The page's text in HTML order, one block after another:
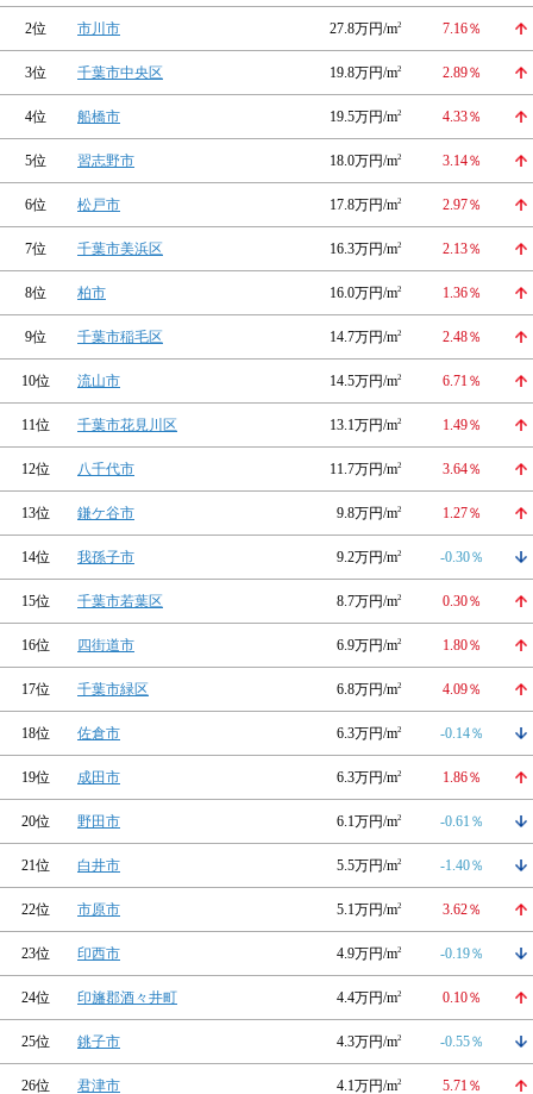
2位 市川市 27.8万円/m2 7.16％
3位 千葉市中央区 19.8万円/m2 2.89％
4位 船橋市 19.5万円/m2 4.33％
5位 習志野市 18.0万円/m2 3.14％
6位 松戸市 17.8万円/m2 2.97％
7位 千葉市美浜区 16.3万円/m2 2.13％
8位 柏市 16.0万円/m2 1.36％
9位 千葉市稲毛区 14.7万円/m2 2.48％
10位 流山市 14.5万円/m2 6.71％
11位 千葉市花見川区 13.1万円/m2 1.49％
12位 八千代市 11.7万円/m2 3.64％
13位 鎌ケ谷市 9.8万円/m2 1.27％
14位 我孫子市 9.2万円/m2 -0.30％
15位 千葉市若葉区 8.7万円/m2 0.30％
16位 四街道市 6.9万円/m2 1.80％
17位 千葉市緑区 6.8万円/m2 4.09％
18位 佐倉市 6.3万円/m2 -0.14％
19位 成田市 6.3万円/m2 1.86％
20位 野田市 6.1万円/m2 -0.61％
21位 白井市 5.5万円/m2 -1.40％
22位 市原市 5.1万円/m2 3.62％
23位 印西市 4.9万円/m2 -0.19％
24位 印旛郡酒々井町 4.4万円/m2 0.10％
25位 銚子市 4.3万円/m2 -0.55％
26位 君津市 4.1万円/m2 5.71％